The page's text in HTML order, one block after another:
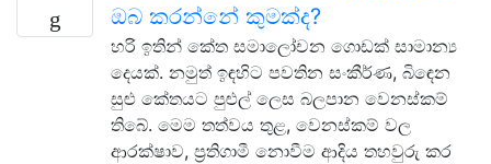
ඔබ කරන්නේ කුමක්ද?
හරි ඉතින් කේත සමාලෝචන ගොඩක් සාමාන්‍ය
දෙයක්. නමුත් ඉඳහිට පවතින සංකීර්ණ, බිඳෙන
සුළු කේතයට පුළුල් ලෙස බලපාන වෙනස්කම්
තිබේ. මෙම තත්වය තුළ, වෙනස්කම් වල
ආරක්ෂාව, ප්‍රතිගාමී නොවීම ආදිය තහවුරු කර